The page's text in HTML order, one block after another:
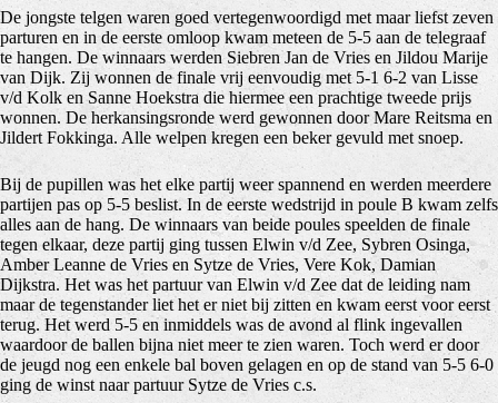
De jongste telgen waren goed vertegenwoordigd met maar liefst zeven
parturen en in de eerste omloop kwam meteen de 5-5 aan de telegraaf
te hangen. De winnaars werden Siebren Jan de Vries en Jildou Marije
van Dijk. Zij wonnen de finale vrij eenvoudig met 5-1 6-2 van Lisse
v/d Kolk en Sanne Hoekstra die hiermee een prachtige tweede prijs
wonnen. De herkansingsronde werd gewonnen door Mare Reitsma en
Jildert Fokkinga. Alle welpen kregen een beker gevuld met snoep.
Bij de pupillen was het elke partij weer spannend en werden meerdere
partijen pas op 5-5 beslist. In de eerste wedstrijd in poule B kwam zelfs
alles aan de hang. De winnaars van beide poules speelden de finale
tegen elkaar, deze partij ging tussen Elwin v/d Zee, Sybren Osinga,
Amber Leanne de Vries en Sytze de Vries, Vere Kok, Damian
Dijkstra. Het was het partuur van Elwin v/d Zee dat de leiding nam
maar de tegenstander liet het er niet bij zitten en kwam eerst voor eerst
terug. Het werd 5-5 en inmiddels was de avond al flink ingevallen
waardoor de ballen bijna niet meer te zien waren. Toch werd er door
de jeugd nog een enkele bal boven gelagen en op de stand van 5-5 6-0
ging de winst naar partuur Sytze de Vries c.s.